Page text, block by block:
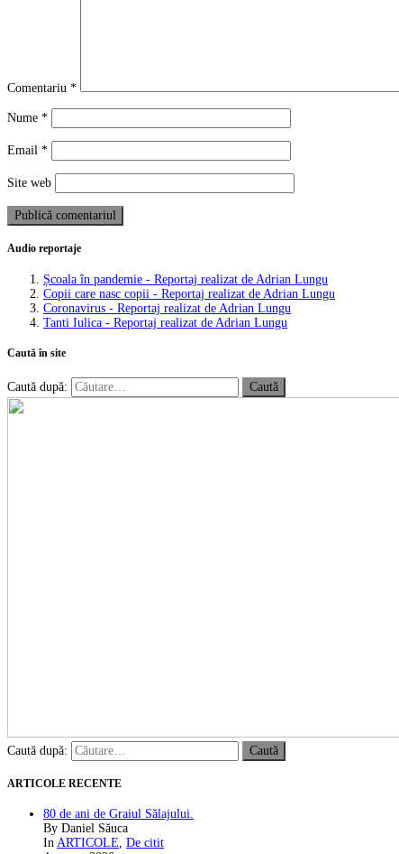
Comentariu *
Nume *
Email *
Site web
Audio reportaje
Școala în pandemie - Reportaj realizat de Adrian Lungu
Copii care nasc copii - Reportaj realizat de Adrian Lungu
Coronavirus - Reportaj realizat de Adrian Lungu
Tanti Iulica - Reportaj realizat de Adrian Lungu
Caută în site
Caută după:
Caută după:
ARTICOLE RECENTE
80 de ani de Graiul Sălajului.
By Daniel Săuca
In ARTICOLE, De citit